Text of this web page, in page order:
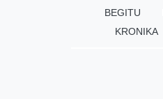
BEGITU
KRONIKA